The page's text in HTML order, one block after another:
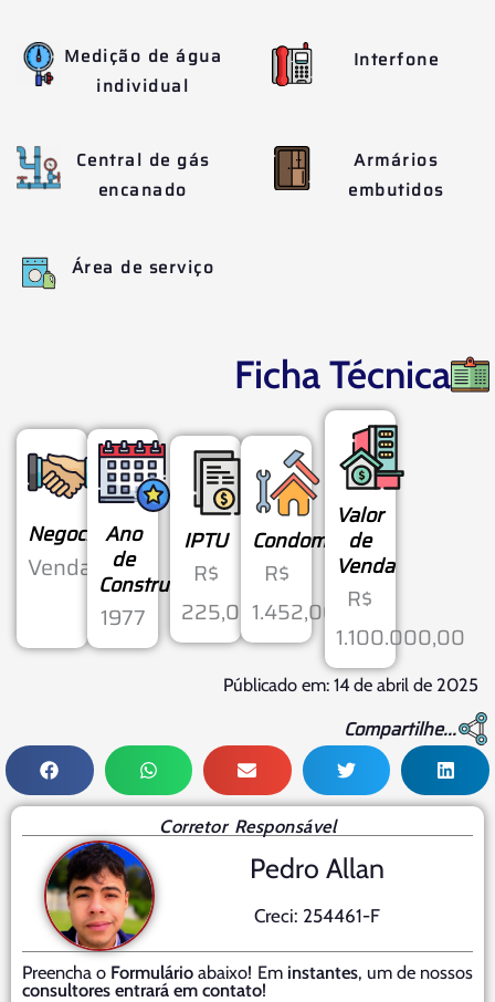
Medição de água
individual
Interfone
Central de gás
encanado
Armários
embutidos
Área de serviço
Ficha Técnica
Negociação
Venda
Ano
de
Construção
1977
IPTU
R$
225,00
Condomínio
R$
1.452,00
Valor
de
Venda
R$
1.100.000,00
Públicado em: 14 de abril de 2025
Compartilhe...
Corretor Responsável
Pedro Allan
Creci: 254461-F
Preencha o Formulárioabaixo! Em instantes, um de nossos
consultores entrará em contato!